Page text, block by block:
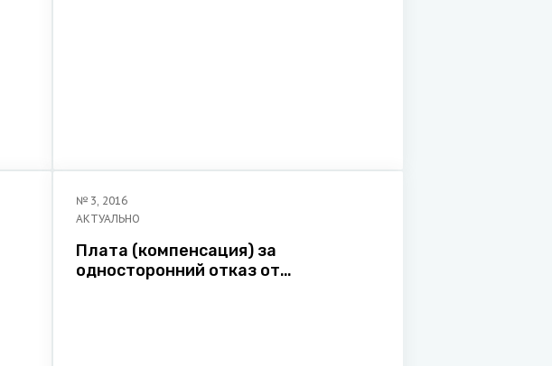
№ 3, 2016
АКТУАЛЬНО
Плата (компенсация) за
односторонний отказ от